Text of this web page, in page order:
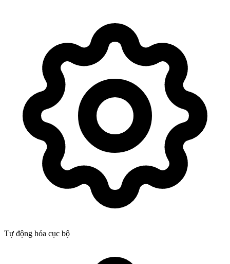
Tự động hóa cục bộ